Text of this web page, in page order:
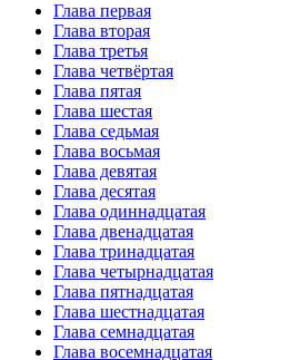
Глава первая
Глава вторая
Глава третья
Глава четвёртая
Глава пятая
Глава шестая
Глава седьмая
Глава восьмая
Глава девятая
Глава десятая
Глава одиннадцатая
Глава двенадцатая
Глава тринадцатая
Глава четырнадцатая
Глава пятнадцатая
Глава шестнадцатая
Глава семнадцатая
Глава восемнадцатая